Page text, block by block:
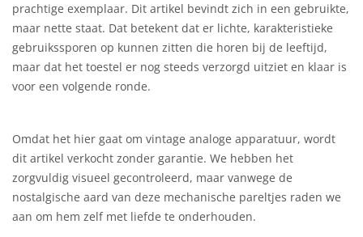
prachtige exemplaar. Dit artikel bevindt zich in een gebruikte,
maar nette staat. Dat betekent dat er lichte, karakteristieke
gebruikssporen op kunnen zitten die horen bij de leeftijd,
maar dat het toestel er nog steeds verzorgd uitziet en klaar is
voor een volgende ronde.
Omdat het hier gaat om vintage analoge apparatuur, wordt
dit artikel verkocht zonder garantie. We hebben het
zorgvuldig visueel gecontroleerd, maar vanwege de
nostalgische aard van deze mechanische pareltjes raden we
aan om hem zelf met liefde te onderhouden.